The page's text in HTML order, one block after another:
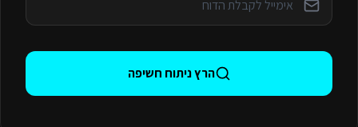
הרץ ניתוח חשיפה